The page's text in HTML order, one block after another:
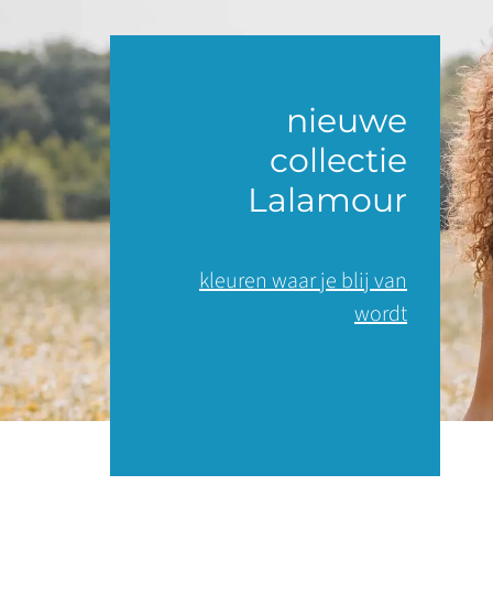
nieuwe
collectie
Lalamour
kleuren waar je blij van
wordt